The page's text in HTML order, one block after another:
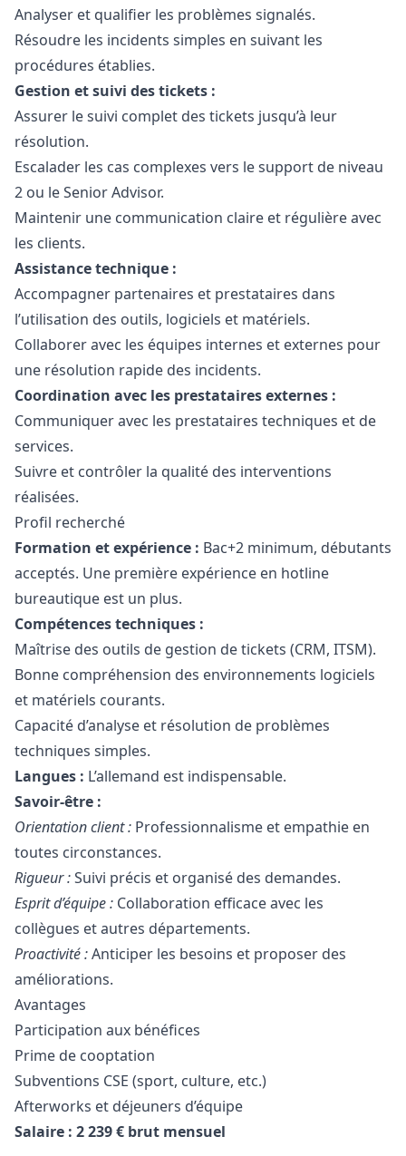
Analyser et qualifier les problèmes signalés.
Résoudre les incidents simples en suivant les
procédures établies.
Gestion et suivi des tickets :
Assurer le suivi complet des tickets jusqu’à leur
résolution.
Escalader les cas complexes vers le support de niveau
2 ou le Senior Advisor.
Maintenir une communication claire et régulière avec
les clients.
Assistance technique :
Accompagner partenaires et prestataires dans
l’utilisation des outils, logiciels et matériels.
Collaborer avec les équipes internes et externes pour
une résolution rapide des incidents.
Coordination avec les prestataires externes :
Communiquer avec les prestataires techniques et de
services.
Suivre et contrôler la qualité des interventions
réalisées.
Profil recherché
Formation et expérience : Bac+2 minimum, débutants
acceptés. Une première expérience en hotline
bureautique est un plus.
Compétences techniques :
Maîtrise des outils de gestion de tickets (CRM, ITSM).
Bonne compréhension des environnements logiciels
et matériels courants.
Capacité d’analyse et résolution de problèmes
techniques simples.
Langues : L’allemand est indispensable.
Savoir-être :
Orientation client : Professionnalisme et empathie en
toutes circonstances.
Rigueur :Suivi précis et organisé des demandes.
Esprit d’équipe : Collaboration efficace avec les
collègues et autres départements.
Proactivité :Anticiper les besoins et proposer des
améliorations.
Avantages
Participation aux bénéfices
Prime de cooptation
Subventions CSE (sport, culture, etc.)
Afterworks et déjeuners d’équipe
Salaire : 2 239 € brut mensuel